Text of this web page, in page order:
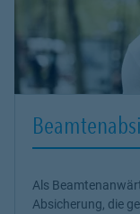
Als
Absicherung, die